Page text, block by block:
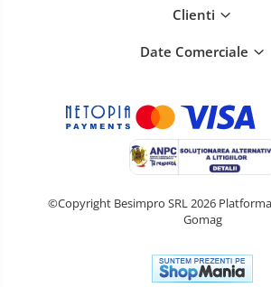
Clienti
Date Comerciale
©Copyright Besimpro SRL 2026
Gomag